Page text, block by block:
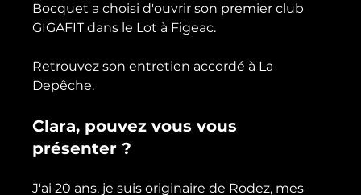
Bocquet a choisi d'ouvrir son premier club
GIGAFIT dans le Lot à Figeac.
Retrouvez son entretien accordé à La
Clara, pouvez vous vous
présenter ?
J'ai 20 ans, je suis originaire de Rodez, mes